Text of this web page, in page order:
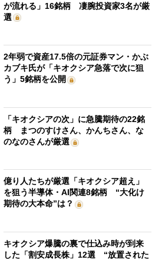
が流れる」16銘柄 凄腕投資家3名が厳
選
2年弱で資産17.5倍の元証券マン・かぶ
カブキ氏が「キオクシア急落で次に狙
う」5銘柄を公開
「キオクシアの次」に急騰期待の22銘
柄 まつのすけさん、かんちさん、な
のなのさんが厳選
億り人たちが厳選「キオクシア超え」
を狙う半導体・AI関連8銘柄 “大化け
期待の大本命”は？
キオクシア爆騰の裏で仕込み時が到来
した「割安成長株」12選 “放置された